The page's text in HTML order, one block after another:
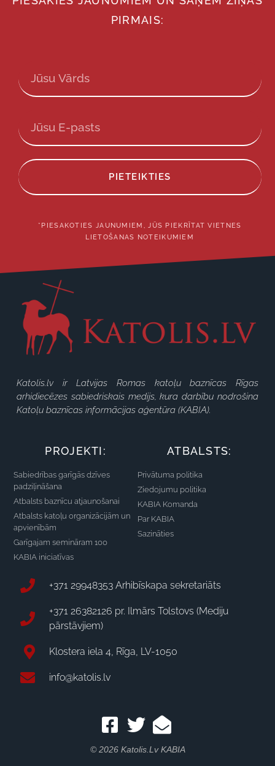
PIRMAIS:
PIETEIKTIES
*PIESAKOTIES JAUNUMIEM, JŪS PIEKRĪTAT VIETNES
LIETOŠANAS NOTEIKUMIEM
Katolis.lv ir Latvijas Romas katoļu baznīcas Rīgas
arhidiecēzes sabiedriskais medijs, kura darbību nodrošina
Katoļu baznīcas informācijas aģentūra (KABIA).
PROJEKTI:
Sabiedrības garīgās dzīves
padziļināšana
Atbalsts baznīcu atjaunošanai
Atbalsts katoļu organizācijām un
apvienībām
Garīgajam semināram 100
KABIA iniciatīvas
ATBALSTS:
Privātuma politika
Ziedojumu politika
KABIA Komanda
Par KABIA
Sazināties
+371 29948353 Arhibīskapa sekretariāts
+371 26382126 pr. Ilmārs Tolstovs (Mediju
pārstāvjiem)
Klostera iela 4, Rīga, LV-1050
info@katolis.lv
© 2026 Katolis.lv KABIA